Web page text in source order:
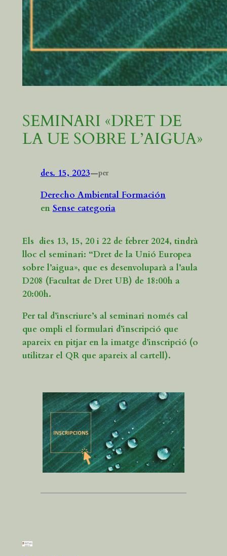
SEMINARI «DRET DE
LA UE SOBRE L’AIGUA»
des. 15, 2023—per
Derecho Ambiental Formación
en Sense categoria
Els dies 13, 15, 20 i 22 de febrer 2024, tindrà
lloc el seminari: “Dret de la Unió Europea
sobre l’aigua», que es desenvoluparà a l’aula
D208 (Facultat de Dret UB) de 18:00h a
20:00h.
Per tal d’inscriure’s al seminari només cal
que ompli el formulari d’inscripció que
apareix en pitjar en la imatge d’inscripció (o
utilitzar el QR que apareix al cartell).